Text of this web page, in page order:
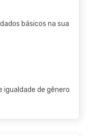
básicos na sua
de gênero